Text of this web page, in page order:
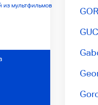
мультфильмов